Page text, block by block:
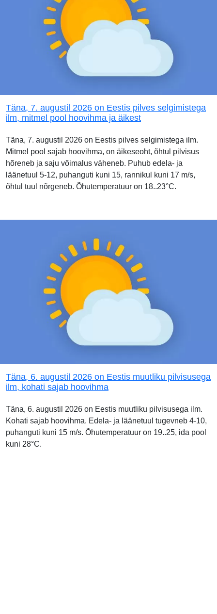
Täna, 7. augustil 2026 on Eestis pilves selgimistega
ilm, mitmel pool hoovihma ja äikest
Täna, 7. augustil 2026 on Eestis pilves selgimistega ilm.
Mitmel pool sajab hoovihma, on äikeseoht, õhtul pilvisus
hõreneb ja saju võimalus väheneb. Puhub edela- ja
läänetuul 5-12, puhanguti kuni 15, rannikul kuni 17 m/s,
õhtul tuul nõrgeneb. Õhutemperatuur on 18..23°C.
Täna, 6. augustil 2026 on Eestis muutliku pilvisusega
ilm, kohati sajab hoovihma
Täna, 6. augustil 2026 on Eestis muutliku pilvisusega ilm.
Kohati sajab hoovihma. Edela- ja läänetuul tugevneb 4-10,
puhanguti kuni 15 m/s. Õhutemperatuur on 19..25, ida pool
kuni 28°C.